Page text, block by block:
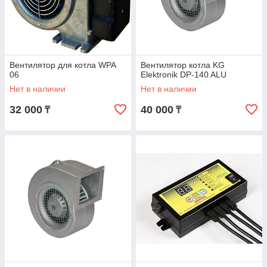
Вентилятор для котла WPA
06
Нет в наличии
32 000 ₸
Вентилятор котла KG
Elektronik DP-140 ALU
Нет в наличии
40 000 ₸